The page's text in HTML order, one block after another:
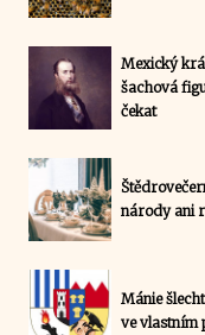
Mexický
šachová
čekat
národy ani
Mánie
ve vlastním